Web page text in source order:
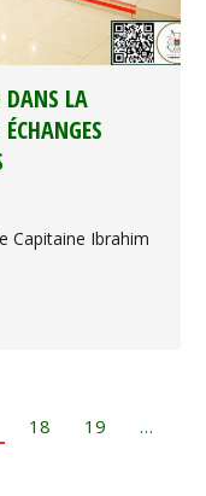
DANS LA
Capitaine Ibrahim
18 19
…